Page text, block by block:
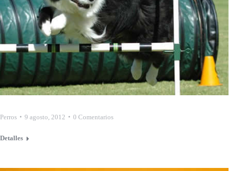
Perros 9 agosto, 2012 0 Comentarios
Detalles